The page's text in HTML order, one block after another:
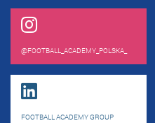
@FOOTBALL_ACADEMY_POLSKA_
FOOTBALL ACADEMY GROUP